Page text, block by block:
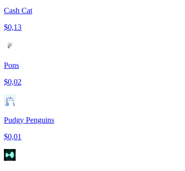
Cash Cat
$0,13
Pons
$0,02
Pudgy Penguins
$0,01